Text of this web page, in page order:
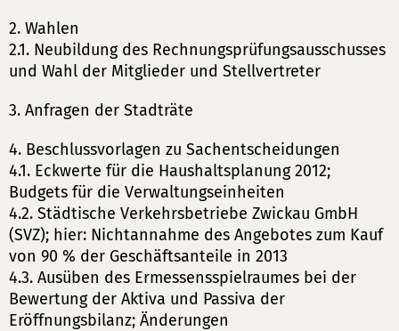
2. Wahlen
2.1. Neubildung des Rechnungsprüfungsausschusses
und Wahl der Mitglieder und Stellvertreter
3. Anfragen der Stadträte
4. Beschlussvorlagen zu Sachentscheidungen
4.1. Eckwerte für die Haushaltsplanung 2012;
Budgets für die Verwaltungseinheiten
4.2. Städtische Verkehrsbetriebe Zwickau GmbH
(SVZ); hier: Nichtannahme des Angebotes zum Kauf
von 90 % der Geschäftsanteile in 2013
4.3. Ausüben des Ermessensspielraumes bei der
Bewertung der Aktiva und Passiva der
Eröffnungsbilanz; Änderungen